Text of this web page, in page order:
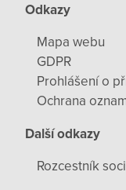
Odkazy
Mapa webu
GDPR
Prohlášení o
Ochrana
Další odkazy
Rozcestník